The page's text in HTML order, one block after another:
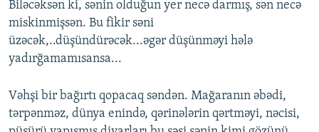
Biləcəksən ki, sənin olduğun yer necə darmış, sən necə
miskinmişsən. Bu fikir səni
üzəcək,..düşündürəcək...əgər düşünməyi hələ
yadırğamamısansa...
Vəhşi bir bağırtı qopacaq səndən. Mağaranın əbədi,
tərpənməz, dünya enində, qərinələrin qərtməyi, nəcisi,